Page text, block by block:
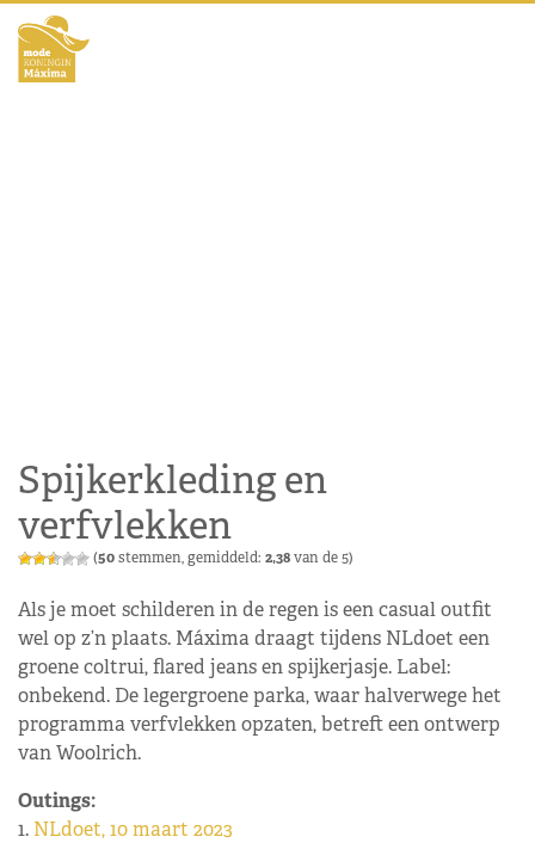
Spijkerkleding en
verfvlekken
(50stemmen, gemiddeld: 2,38van de 5)
Als je moet schilderen in de regen is een casual outfit
wel op z’n plaats. Máxima draagt tijdens NLdoet een
groene coltrui, flared jeans en spijkerjasje. Label:
onbekend. De legergroene parka, waar halverwege het
programma verfvlekken opzaten, betreft een ontwerp
van Woolrich.
Outings:
1. NLdoet, 10 maart 2023